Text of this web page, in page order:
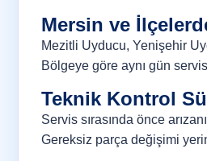
Mersin ve
Mezitli Uyducu, Yenişehir
Bölgeye göre aynı gün
Teknik Kontrol
Servis sırasında önce
Gereksiz parça değişimi